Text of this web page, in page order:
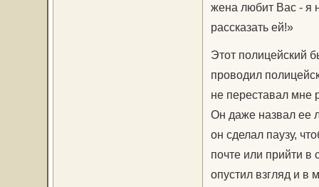
жена любит Вас - я
рассказать ей!»
Этот полицейский
проводил
не переставал мне
Он даже назвал ее
он сделал паузу,
почте или прийти
опустил взгляд и в